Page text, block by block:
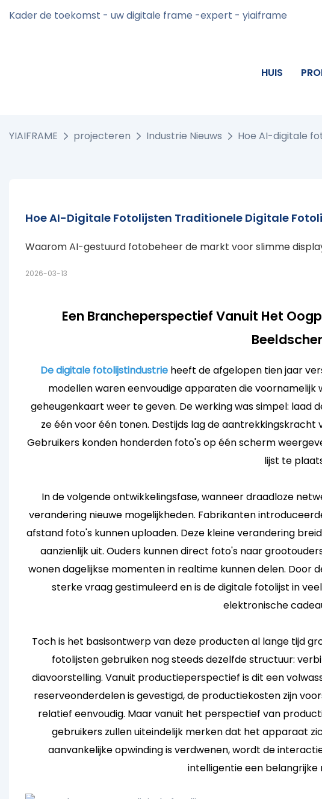
Kader de toekomst - uw digitale frame -expert - yiaiframe
HUIS
YIAIFRAME projecteren Industrie Nieuws Hoe AI-digitale
Hoe AI-Digitale Fotolijsten Traditionele Digitale
Waarom AI-gestuurd fotobeheer de markt voor slimme
2026-03-13
Een Brancheperspectief Vanuit Het
De digitale fotolijstindustrie heeft de afgelopen tien jaar
modellen waren eenvoudige apparaten die
geheugenkaart weer te geven. De werking was simpel:
ze één voor één tonen. Destijds lag de
Gebruikers konden honderden foto's op één scherm
lijst te
In de volgende ontwikkelingsfase, wanneer draadloze
verandering nieuwe mogelijkheden. Fabrikanten
afstand foto's kunnen uploaden. Deze kleine verandering
aanzienlijk uit. Ouders kunnen direct foto's naar
wonen dagelijkse momenten in realtime kunnen delen. Door
sterke vraag gestimuleerd en is de digitale fotolijst in
elektronische
Toch is het basisontwerp van deze producten al lange tijd
fotolijsten gebruiken nog steeds dezelfde structuur:
diavoorstelling. Vanuit productieperspectief is dit een
reserveonderdelen is gevestigd, de productiekosten zijn
relatief eenvoudig. Maar vanuit het perspectief van
gebruikers zullen uiteindelijk merken dat het apparaat
aanvankelijke opwinding is verdwenen, wordt de
intelligentie een belangrijke